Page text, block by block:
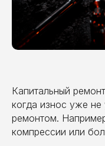
Капитальный
когда износ уже не
ремонтом.
компрессии или